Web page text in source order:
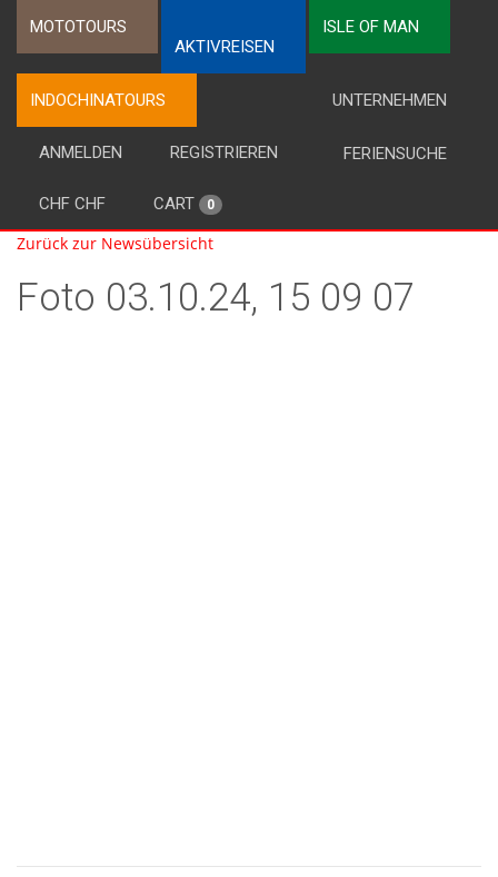
MOTOTOURS
AKTIVREISEN
ISLE OF MAN
INDOCHINATOURS UNTERNEHMEN
FERIENSUCHE
ANMELDEN REGISTRIEREN
CHF CHF CART 0
Zurück zur Newsübersicht
Foto 03.10.24, 15 09 07